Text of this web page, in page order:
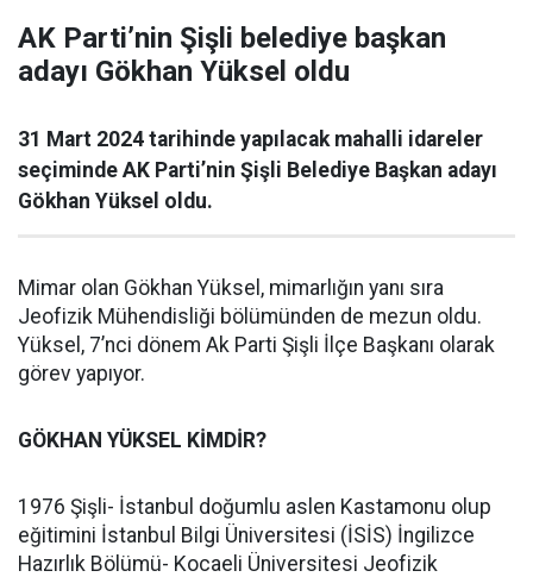
AK Parti’nin Şişli belediye başkan
adayı Gökhan Yüksel oldu
31 Mart 2024 tarihinde yapılacak mahalli idareler
seçiminde AK Parti’nin Şişli Belediye Başkan adayı
Gökhan Yüksel oldu.
Mimar olan Gökhan Yüksel, mimarlığın yanı sıra
Jeofizik Mühendisliği bölümünden de mezun oldu.
Yüksel, 7’nci dönem Ak Parti Şişli İlçe Başkanı olarak
görev yapıyor.
GÖKHAN YÜKSEL KİMDİR?
1976 Şişli- İstanbul doğumlu aslen Kastamonu olup
eğitimini İstanbul Bilgi Üniversitesi (İSİS) İngilizce
Hazırlık Bölümü- Kocaeli Üniversitesi Jeofizik